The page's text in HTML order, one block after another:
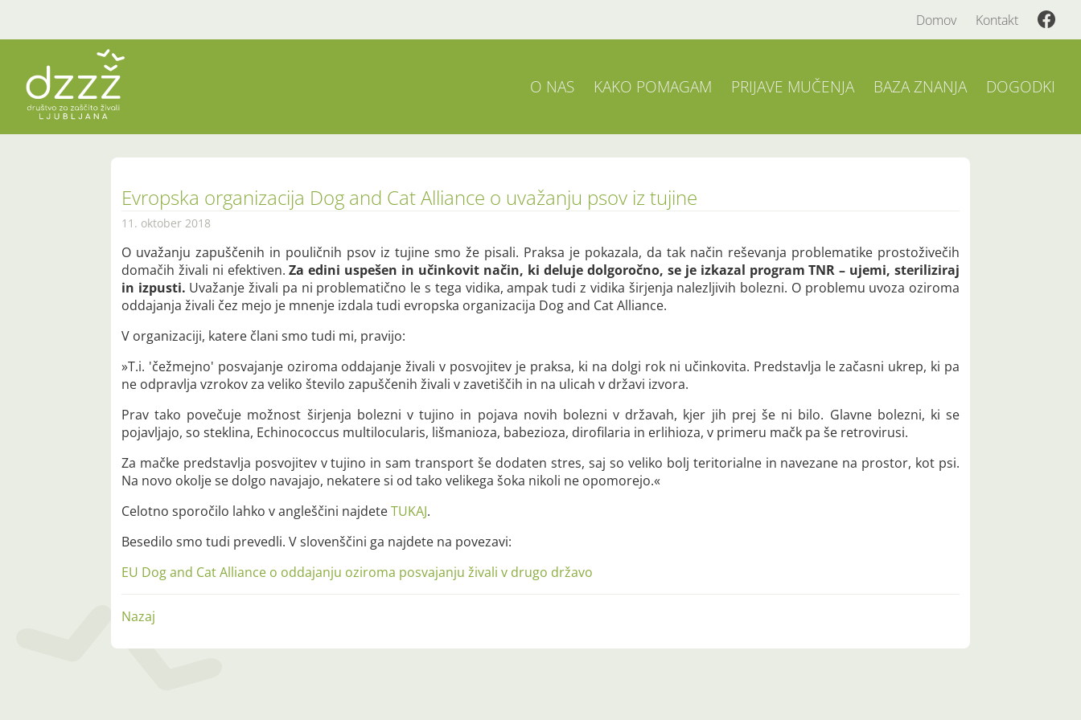
Domov Kontakt
O NAS KAKO POMAGAM PRIJAVE MUČENJA BAZA ZNANJA DOGODKI
Evropska organizacija Dog and Cat Alliance o uvažanju psov iz tujine
11. oktober 2018
O uvažanju zapuščenih in pouličnih psov iz tujine smo že pisali. Praksa je pokazala, da tak način reševanja problematike prostoživečih
domačih živali ni efektiven.Za edini uspešen in učinkovit način, ki deluje dolgoročno, se je izkazal program TNR – ujemi, steriliziraj
in izpusti. Uvažanje živali pa ni problematično le s tega vidika, ampak tudi z vidika širjenja nalezljivih bolezni. O problemu uvoza oziroma
oddajanja živali čez mejo je mnenje izdala tudi evropska organizacija Dog and Cat Alliance.
V organizaciji, katere člani smo tudi mi, pravijo:
»T.i. 'čežmejno' posvajanje oziroma oddajanje živali v posvojitev je praksa, ki na dolgi rok ni učinkovita. Predstavlja le začasni ukrep, ki pa
ne odpravlja vzrokov za veliko število zapuščenih živali v zavetiščih in na ulicah v državi izvora.
Prav tako povečuje možnost širjenja bolezni v tujino in pojava novih bolezni v državah, kjer jih prej še ni bilo. Glavne bolezni, ki se
pojavljajo, so steklina, Echinococcus multilocularis, lišmanioza, babezioza, dirofilaria in erlihioza, v primeru mačk pa še retrovirusi.
Za mačke predstavlja posvojitev v tujino in sam transport še dodaten stres, saj so veliko bolj teritorialne in navezane na prostor, kot psi.
Na novo okolje se dolgo navajajo, nekatere si od tako velikega šoka nikoli ne opomorejo.«
Celotno sporočilo lahko v angleščini najdeteTUKAJ.
Besedilo smo tudi prevedli. V slovenščini ga najdete na povezavi:
EU Dog and Cat Alliance o oddajanju oziroma posvajanju živali v drugo državo
Nazaj